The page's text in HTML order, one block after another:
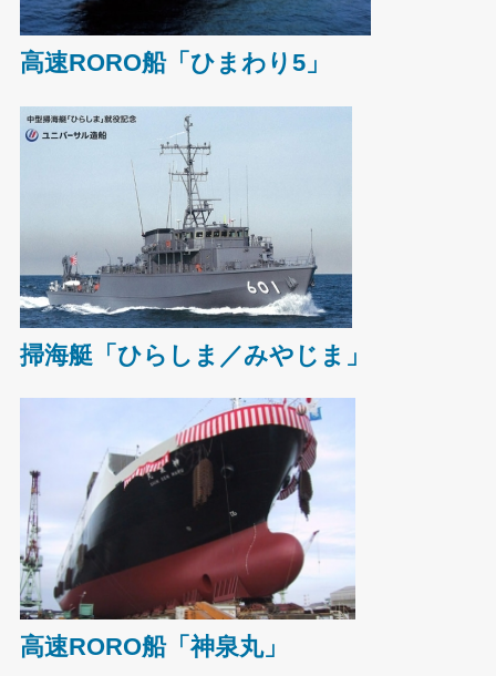
高速RORO船「ひまわり5」
掃海艇「ひらしま／みやじま」
高速RORO船「神泉丸」